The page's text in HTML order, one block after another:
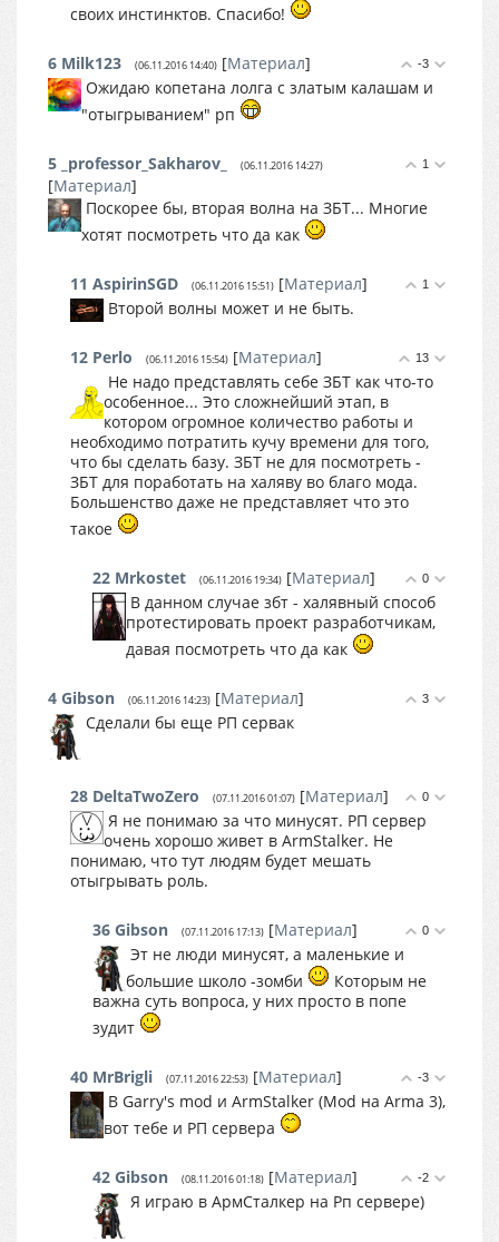
своих инстинктов. Спасибо!
-3
6 Milk123 (06.11.2016 14:40) [Материал]
Ожидаю копетана лолга с златым калашам и
"отыгрыванием" рп
1
5 _professor_Sakharov_ (06.11.2016 14:27)
[Материал]
Поскорее бы, вторая волна на ЗБТ... Многие
хотят посмотреть что да как
1
11 AspirinSGD (06.11.2016 15:51) [Материал]
Второй волны может и не быть.
13
12 Perlo (06.11.2016 15:54) [Материал]
Не надо представлять себе ЗБТ как что-то
особенное... Это сложнейший этап, в
котором огромное количество работы и
необходимо потратить кучу времени для того,
что бы сделать базу. ЗБТ не для посмотреть -
ЗБТ для поработать на халяву во благо мода.
Большенство даже не представляет что это
такое
0
22 Mrkostet (06.11.2016 19:34) [Материал]
В данном случае збт - халявный способ
протестировать проект разработчикам,
давая посмотреть что да как
3
4 Gibson (06.11.2016 14:23) [Материал]
Сделали бы еще РП сервак
0
28 DeltaTwoZero (07.11.2016 01:07) [Материал]
Я не понимаю за что минусят. РП сервер
очень хорошо живет в ArmStalker. Не
понимаю, что тут людям будет мешать
отыгрывать роль.
0
36 Gibson (07.11.2016 17:13) [Материал]
Эт не люди минусят, а маленькие и
большие школо -зомби
Которым не
важна суть вопроса, у них просто в попе
зудит
-3
40 MrBrigli (07.11.2016 22:53) [Материал]
В Garry's mod и ArmStalker (Mod на Arma 3),
вот тебе и РП сервера
-2
42 Gibson (08.11.2016 01:18) [Материал]
Я играю в АрмСталкер на Рп сервере)